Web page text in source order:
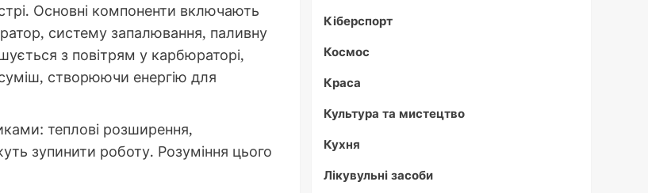
Основні компоненти включають
систему запалювання, паливну
з повітрям у карбюраторі,
створюючи енергію для
теплові розширення,
зупинити роботу. Розуміння цього
Кіберспорт
Космос
Краса
Культура та мистецтво
Кухня
Лікувульні засоби